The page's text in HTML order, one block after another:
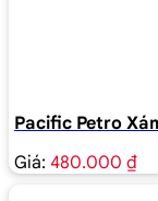
Pacific Petro
Giá: 480.000 ₫